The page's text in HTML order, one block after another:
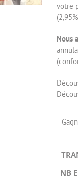
votre
Nous
NB